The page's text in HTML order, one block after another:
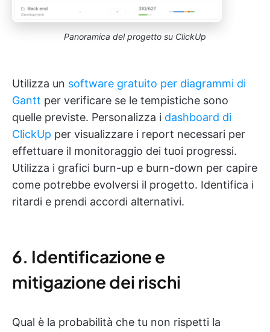
Panoramica del progetto su ClickUp
Utilizza un software gratuito per diagrammi di
Gantt per verificare se le tempistiche sono
quelle previste. Personalizza i dashboard di
ClickUp per visualizzare i report necessari per
effettuare il monitoraggio dei tuoi progressi.
Utilizza i grafici burn-up e burn-down per capire
come potrebbe evolversi il progetto. Identifica i
ritardi e prendi accordi alternativi.
6. Identificazione e
mitigazione dei rischi
Qual è la probabilità che tu non rispetti la